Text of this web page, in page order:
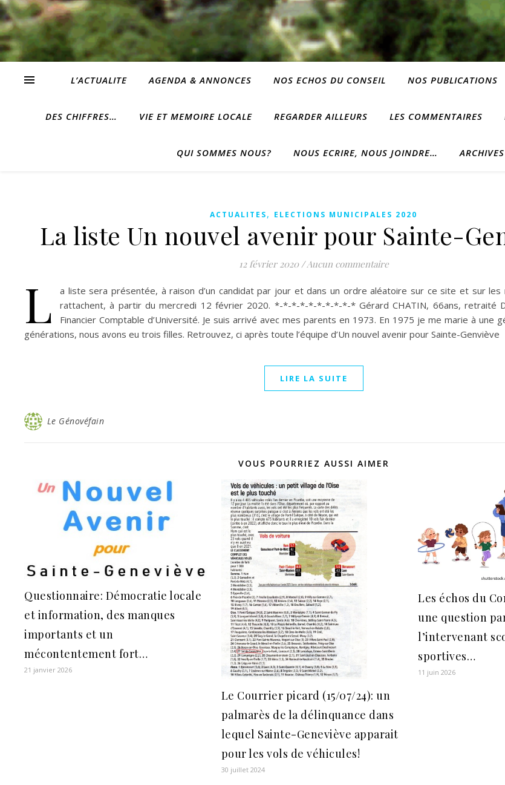
L’ACTUALITE AGENDA & ANNONCES NOS ECHOS DU CONSEIL NOS PUBLICATIONS
DES CHIFFRES… VIE ET MEMOIRE LOCALE REGARDER AILLEURS LES COMMENTAIRES
QUI SOMMES NOUS? NOUS ECRIRE, NOUS JOINDRE…
ACTUALITES, ELECTIONS MUNICIPALES 2020
La liste Un nouvel avenir pour Sainte-
12 février 2020 /Aucun commentaire
L
a liste sera présentée, à raison d’un candidat par jour et dans un ordre aléatoire sur ce site et sur les
rattachent, à partir du mercredi 12 février 2020. *-*-*-*-*-*-*-*-*-* Gérard CHATIN, 66ans, retraité
Financier Comptable d’Université. Je suis arrivé avec mes parents en 1973. En 1975 je me marie à une
générations, nous avons eu trois filles. Retrouvez, ci après toute l’équipe d’Un nouvel avenir pour Sainte-Genviève
LIRE LA SUITE
Le Génovéfain
VOUS POURRIEZ AUSSI AIMER
Questionnaire: Démocratie locale
et information, des manques
importants et un
mécontentement fort…
21 janvier 2026
Le Courrier picard (15/07/24): un
palmarès de la délinquance dans
lequel Sainte-Geneviève apparait
pour les vols de véhicules!
30 juillet 2024
Les échos du
une question
l’intervenant
sportives…
11 juin 2026